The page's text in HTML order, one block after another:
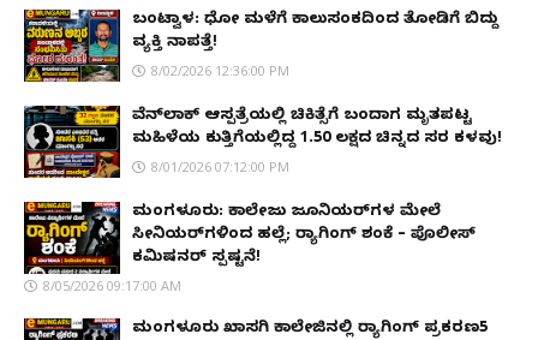
ಬಂಟ್ವಾಳ: ಧೋ ಮಳೆಗೆ ಕಾಲುಸಂಕದಿಂದ ತೋಡಿಗೆ ಬಿದ್ದು
ವ್ಯಕ್ತಿ ನಾಪತ್ತೆ!
8/02/2026 12:36:00 PM
ವೆನ್‌ಲಾಕ್ ಆಸ್ಪತ್ರೆಯಲ್ಲಿ ಚಿಕಿತ್ಸೆಗೆ ಬಂದಾಗ ಮೃತಪಟ್ಟ
ಮಹಿಳೆಯ ಕುತ್ತಿಗೆಯಲ್ಲಿದ್ದ ₹1.50 ಲಕ್ಷದ ಚಿನ್ನದ ಸರ ಕಳವು!
8/01/2026 07:12:00 PM
ಮಂಗಳೂರು: ಕಾಲೇಜು ಜೂನಿಯರ್‌ಗಳ ಮೇಲೆ
ಸೀನಿಯರ್‌ಗಳಿಂದ ಹಲ್ಲೆ; ರ‌್ಯಾಗಿಂಗ್ ಶಂಕೆ – ಪೊಲೀಸ್
ಕಮಿಷನರ್ ಸ್ಪಷ್ಟನೆ!
8/05/2026 09:17:00 AM
ಮಂಗಳೂರು ಖಾಸಗಿ ಕಾಲೇಜಿನಲ್ಲಿ ರ‌್ಯಾಗಿಂಗ್ ಪ್ರಕರಣ5